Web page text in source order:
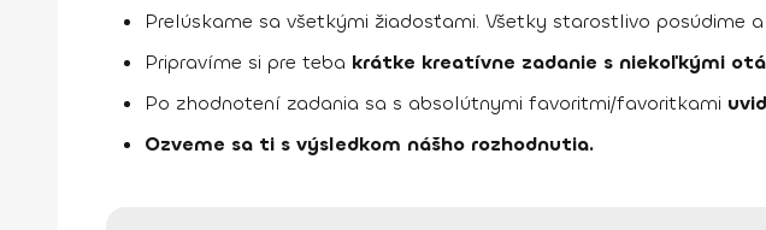
Prelúskame sa všetkými žiadosťami. Všetky starostlivo posúdime a
Pripravíme si pre teba krátke kreatívne zadanie s niekoľkými
Po zhodnotení zadania sa s absolútnymi favoritmi/favoritkami
Ozveme sa ti s výsledkom nášho rozhodnutia.